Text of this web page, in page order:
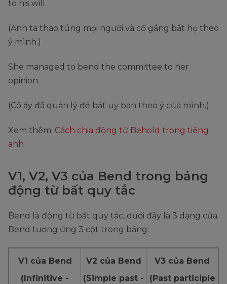
to his will.
(Anh ta thao túng mọi người và cố gắng bắt họ theo
ý mình.)
She managed to bend the committee to her
opinion.
(Cô ấy đã quản lý để bắt uy ban theo ý của mình.)
Xem thêm: Cách chia động từ Behold trong tiếng
anh
V1, V2, V3 của Bend trong bảng
động từ bất quy tắc
Bend là động từ bất quy tắc, dưới đây là 3 dạng của
Bend tương ứng 3 cột trong bảng:
V1 của Bend
(Infinitive -
V2 của Bend
(Simple past -
V3 của Bend
(Past participle